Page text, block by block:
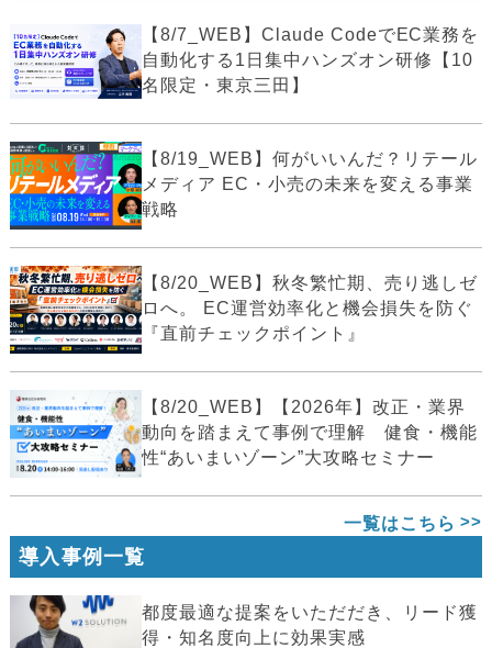
【8/7_WEB】Claude CodeでEC業務を
自動化する1日集中ハンズオン研修【10
名限定・東京三田】
【8/19_WEB】何がいいんだ？リテール
メディア EC・小売の未来を変える事業
戦略
【8/20_WEB】秋冬繁忙期、売り逃しゼ
ロへ。 EC運営効率化と機会損失を防ぐ
『直前チェックポイント』
【8/20_WEB】【2026年】改正・業界
動向を踏まえて事例で理解 健食・機能
性“あいまいゾーン”大攻略セミナー
一覧はこちら
導入事例一覧
都度最適な提案をいただだき、リード獲
得・知名度向上に効果実感